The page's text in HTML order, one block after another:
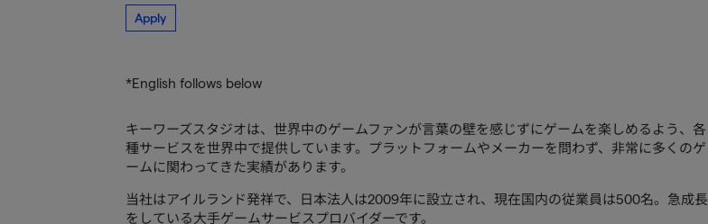
Apply
*English follows below
キーワーズスタジオは、世界中のゲームファンが言葉の壁を感じずにゲームを楽しめるよう、各
種サービスを世界中で提供しています。プラットフォームやメーカーを問わず、非常に多くのゲ
ームに関わってきた実績があります。
当社はアイルランド発祥で、日本法人は2009年に設立され、現在国内の従業員は500名。急成長
をしている大手ゲームサービスプロバイダーです。